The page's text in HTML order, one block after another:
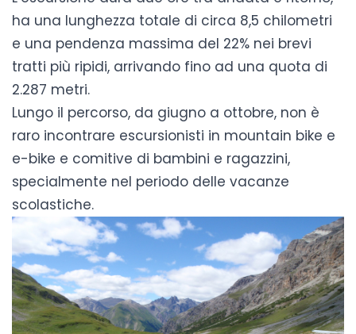
ha una lunghezza totale di circa 8,5 chilometri
e una pendenza massima del 22% nei brevi
tratti più ripidi, arrivando fino ad una quota di
2.287 metri.
Lungo il percorso, da giugno a ottobre, non è
raro incontrare escursionisti in mountain bike e
e-bike e comitive di bambini e ragazzini,
specialmente nel periodo delle vacanze
scolastiche.